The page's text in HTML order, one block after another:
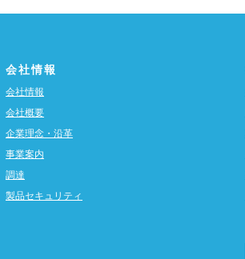
会社情報
会社情報
会社概要
企業理念・沿革
事業案内
調達
製品セキュリティ